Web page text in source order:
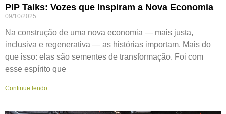
PIP Talks: Vozes que Inspiram a Nova Economia
09/10/2025
Na construção de uma nova economia — mais justa,
inclusiva e regenerativa — as histórias importam. Mais do
que isso: elas são sementes de transformação. Foi com
esse espírito que
Continue lendo